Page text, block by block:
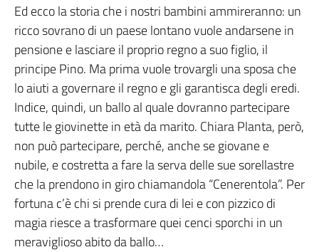
Ed ecco la storia che i nostri bambini ammireranno: un
ricco sovrano di un paese lontano vuole andarsene in
pensione e lasciare il proprio regno a suo figlio, il
principe Pino. Ma prima vuole trovargli una sposa che
lo aiuti a governare il regno e gli garantisca degli eredi.
Indice, quindi, un ballo al quale dovranno partecipare
tutte le giovinette in età da marito. Chiara Planta, però,
non può partecipare, perché, anche se giovane e
nubile, e costretta a fare la serva delle sue sorellastre
che la prendono in giro chiamandola “Cenerentola”. Per
fortuna c’è chi si prende cura di lei e con pizzico di
magia riesce a trasformare quei cenci sporchi in un
meraviglioso abito da ballo…